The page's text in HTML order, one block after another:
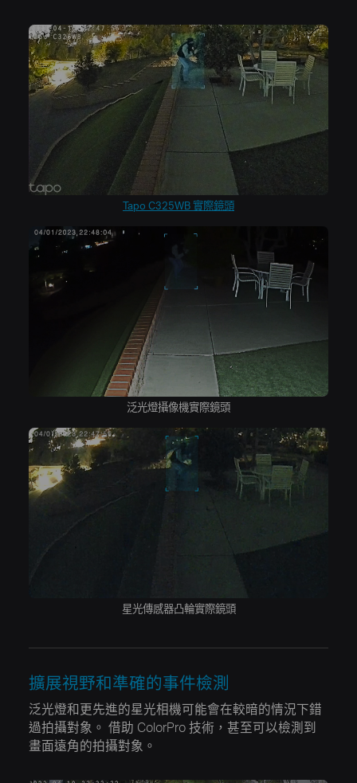
Tapo C325WB 實際鏡頭
泛光燈攝像機實際鏡頭
星光傳感器凸輪實際鏡頭
擴展視野和準確的事件檢測
泛光燈和更先進的星光相機可能會在較暗的情況下錯
過拍攝對象。 借助 ColorPro 技術，甚至可以檢測到
畫面遠角的拍攝對象。